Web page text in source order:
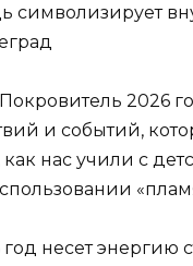
символизирует
Покровитель 2026
и событий,
нас учили с
несет энергию